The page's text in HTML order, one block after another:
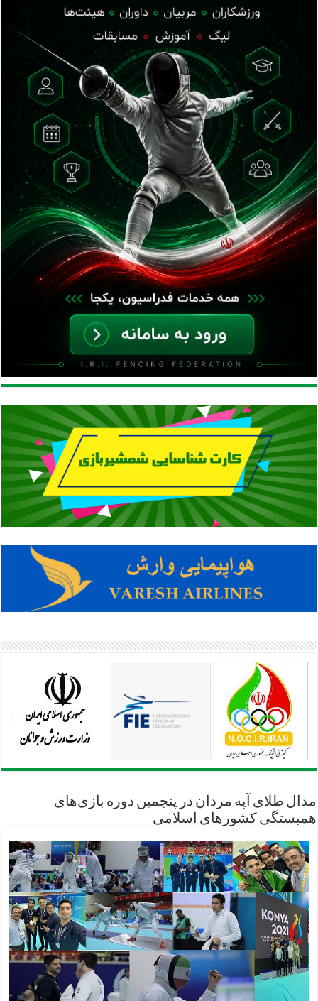
مدال طلای آپه مردان در پنجمین دوره بازی‌های
همبستگی کشورهای اسلامی